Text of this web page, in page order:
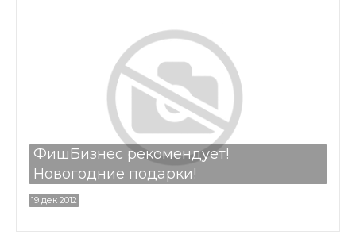
ФишБизнес рекомендует!
Новогодние подарки!
19 дек 2012